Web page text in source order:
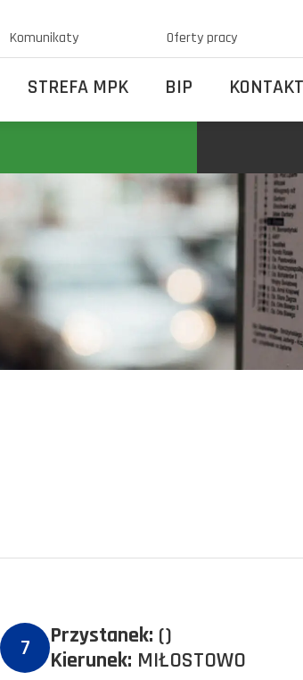
Komunikaty Oferty pracy
STREFA MPK BIP KONTAKT
7 Przystanek: ()
Kierunek: MIŁOSTOWO